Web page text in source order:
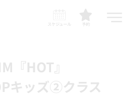
予約
スケジュール
『HOT』
キッズ②クラス